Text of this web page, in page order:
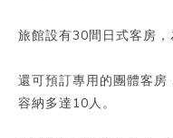
旅館設有30間日式客房，
還可預訂專用的團體客
容納多達10人。